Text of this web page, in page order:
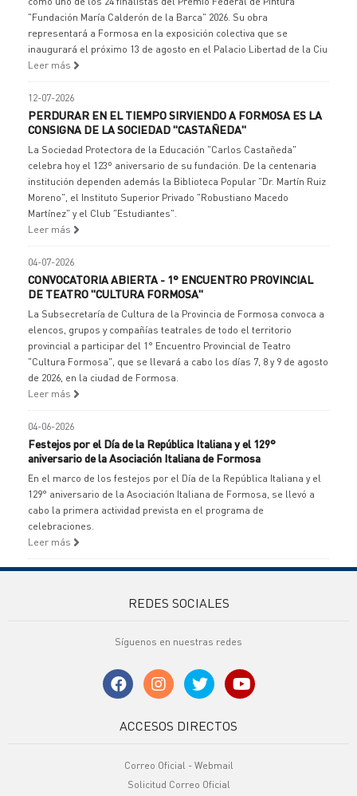
"Fundación María Calderón de la Barca" 2026. Su obra
representará a Formosa en la exposición colectiva que se
inaugurará el próximo 13 de agosto en el Palacio Libertad de la Ciu
Leer más
12-07-2026
PERDURAR EN EL TIEMPO SIRVIENDO A FORMOSA ES LA
CONSIGNA DE LA SOCIEDAD "CASTAÑEDA"
La Sociedad Protectora de la Educación "Carlos Castañeda"
celebra hoy el 123º aniversario de su fundación. De la centenaria
institución dependen además la Biblioteca Popular "Dr. Martín Ruiz
Moreno", el Instituto Superior Privado "Robustiano Macedo
Martínez" y el Club "Estudiantes".
Leer más
04-07-2026
CONVOCATORIA ABIERTA - 1° ENCUENTRO PROVINCIAL
DE TEATRO "CULTURA FORMOSA"
La Subsecretaría de Cultura de la Provincia de Formosa convoca a
elencos, grupos y compañías teatrales de todo el territorio
provincial a participar del 1° Encuentro Provincial de Teatro
"Cultura Formosa", que se llevará a cabo los días 7, 8 y 9 de agosto
de 2026, en la ciudad de Formosa.
Leer más
04-06-2026
Festejos por el Día de la República Italiana y el 129°
aniversario de la Asociación Italiana de Formosa
En el marco de los festejos por el Día de la República Italiana y el
129° aniversario de la Asociación Italiana de Formosa, se llevó a
cabo la primera actividad prevista en el programa de
celebraciones.
Leer más
REDES SOCIALES
Síguenos en nuestras redes
ACCESOS DIRECTOS
Correo Oficial - Webmail
Solicitud Correo Oficial